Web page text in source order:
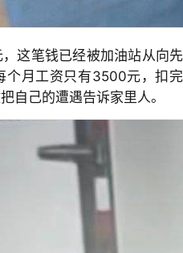
这笔钱已经被加油站从向先
个月工资只有3500元，扣完
自己的遭遇告诉家里人。